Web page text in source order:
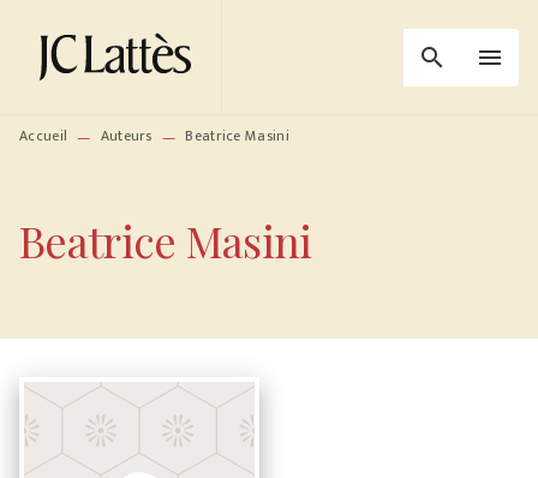
MENU RECHERCHE
PIED DE PAGE
search menu
Accueil — Auteurs — Beatrice Masini
Beatrice Masini